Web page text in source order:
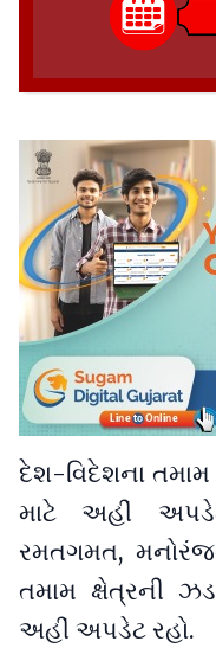
દેશ-વિદેશના
માટે અહીં
રમતગમત,
તમામ ક્ષેત્રની
અહીં અપડેટ રહો.